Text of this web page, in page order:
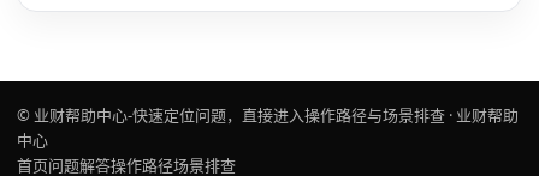
© 业财帮助中心-快速定位问题，直接进入操作路径与场景排查 · 业财帮助
中心
首页问题解答操作路径场景排查